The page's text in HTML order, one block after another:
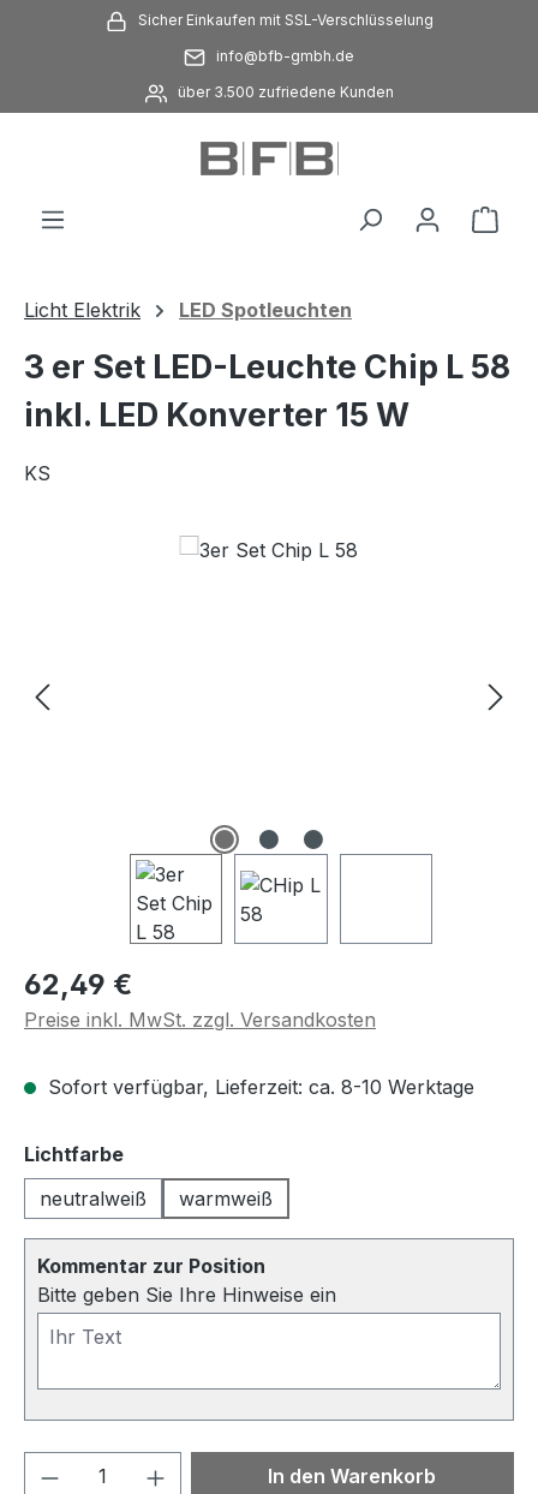
Zum Hauptinhalt springenSicher Einkaufen mit SSL-Verschlüsselung
info@bfb-gmbh.de
über 3.500 zufriedene Kunden
Licht Elektrik LED Spotleuchten
3 er Set LED-Leuchte Chip L 58
inkl. LED Konverter 15 W
KS
Regulärer Preis:
62,49 €
Preise inkl. MwSt. zzgl. Versandkosten
Sofort verfügbar, Lieferzeit: ca. 8-10 Werktage
Lichtfarbeauswählen
neutralweiß
warmweiß
Kommentar zur Position
Bitte geben Sie Ihre Hinweise ein
Produkt Anzahl: Gib denIn den Warenkorb